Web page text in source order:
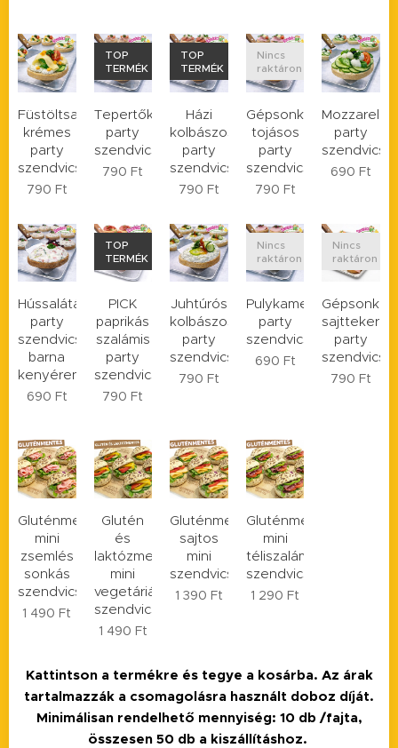
Füstöltsajtos
krémes
party
szendvics
790 Ft
Tepertőkrémes
party
szendvics
TOP
TERMÉK
790 Ft
Házi
kolbászos
party
szendvics
TOP
TERMÉK
790 Ft
Gépsonkás
tojásos
party
szendvics
Nincs
raktáron
790 Ft
Mozzarellás
party
szendvics
690 Ft
Hússalátás
party
szendvics
barna
kenyéren
690 Ft
PICK
paprikás
szalámis
party
szendvics
TOP
TERMÉK
790 Ft
Juhtúrós
kolbászos
party
szendvics
790 Ft
Pulykamellsonkás
party
szendvics
Nincs
raktáron
690 Ft
Gépsonkás
party
szendvics
Nincs
raktáron
790 Ft
Gluténmentes
mini
zsemlés
sonkás
szendvics
1 490 Ft
Glutén
és
laktózmemtes
mini
vegetáriánus
szendvics
1 490 Ft
Gluténmentes
sajtos
mini
szendvics
1 390 Ft
Gluténmentes
mini
téliszalámis
szendvics
1 290 Ft
Kattintson a termékre és tegye a kosárba. Az árak
tartalmazzák a csomagolásra használt doboz díját.
Minimálisan rendelhető mennyiség: 10 db /fajta,
összesen 50 db a kiszállításhoz.